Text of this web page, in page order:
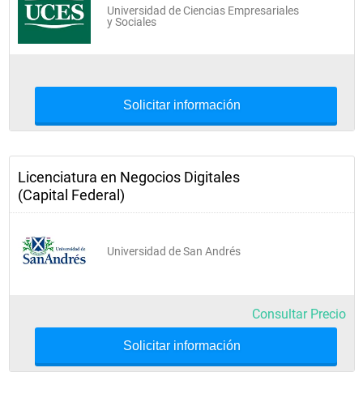
Universidad de Ciencias Empresariales
y Sociales
Solicitar información
Licenciatura en Negocios Digitales
(Capital Federal)
Universidad de San Andrés
Consultar Precio
Solicitar información